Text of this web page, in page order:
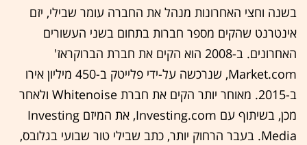
בשנה וחצי האחרונות מנהל את החברה עומר שבילי, יזם
אינטרנט שהקים מספר חברות בתחום בשני העשורים
האחרונים. ב-2008 הוא הקים את חברת הברוקראז'
Market.com, שנרכשה על-ידי פלייטק ב-450 מיליון אירו
ב-2015. מאוחר יותר הקים את חברת Whitenoise ולאחר
מכן, בשיתוף עם Investing.com, את המיזם Investing
Media. בעבר הרחוק יותר, כתב שבילי טור שבועי בגלובס,